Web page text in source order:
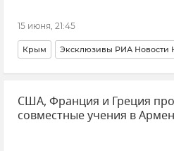
15 июня, 21:45
Крым Эксклюзивы РИА Новости
Археология Археология в Крыму
Новости Крыма Вадим Майко
США, Франция и Греция
совместные учения в